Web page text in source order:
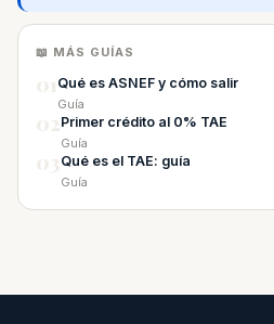
📖 MÁS GUÍAS
Qué es ASNEF y cómo salir
Guía
Primer crédito al 0% TAE
Guía
Qué es el TAE: guía
Guía